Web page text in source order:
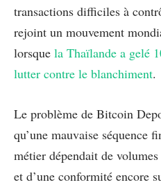
transactions difficiles à
rejoint un mouvement
lorsque la Thaïlande a gelé
lutter contre le blanchiment.
Le problème de Bitcoin
qu’une mauvaise séquence
métier dépendait de
et d’une conformité encore